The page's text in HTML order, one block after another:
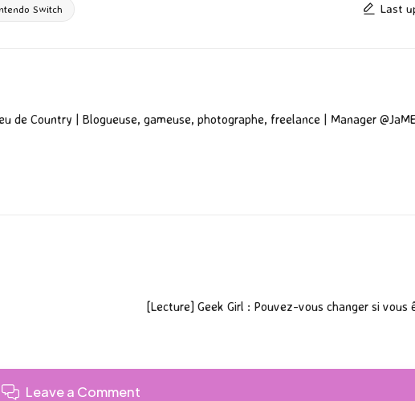
Switch Last
de Country | Blogueuse, gameuse, photographe, freelance | Manager
[Lecture] Geek Girl : Pouvez-vous changer si vous
Leave a Comment